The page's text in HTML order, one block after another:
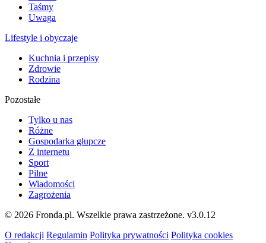
Taśmy
Uwaga
Lifestyle i obyczaje
Kuchnia i przepisy
Zdrowie
Rodzina
Pozostałe
Tylko u nas
Różne
Gospodarka głupcze
Z internetu
Sport
Pilne
Wiadomości
Zagrożenia
© 2026 Fronda.pl. Wszelkie prawa zastrzeżone. v3.0.12
O redakcji Regulamin Polityka prywatności Polityka cookies